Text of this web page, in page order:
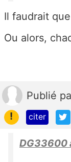
Il faudrait
Ou alors,
Publié
!
citer
DG33600